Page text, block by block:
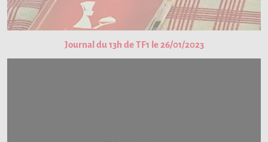
Journal du 13h de TF1 le 26/01/2023